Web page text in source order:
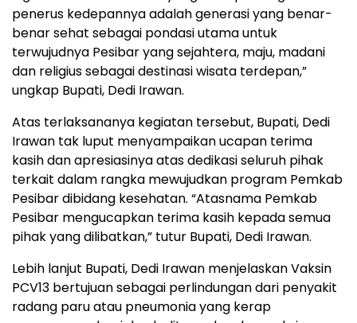
penerus kedepannya adalah generasi yang benar-
benar sehat sebagai pondasi utama untuk
terwujudnya Pesibar yang sejahtera, maju, madani
dan religius sebagai destinasi wisata terdepan,”
ungkap Bupati, Dedi Irawan.
Atas terlaksananya kegiatan tersebut, Bupati, Dedi
Irawan tak luput menyampaikan ucapan terima
kasih dan apresiasinya atas dedikasi seluruh pihak
terkait dalam rangka mewujudkan program Pemkab
Pesibar dibidang kesehatan. “Atasnama Pemkab
Pesibar mengucapkan terima kasih kepada semua
pihak yang dilibatkan,” tutur Bupati, Dedi Irawan.
Lebih lanjut Bupati, Dedi Irawan menjelaskan Vaksin
PCV13 bertujuan sebagai perlindungan dari penyakit
radang paru atau pneumonia yang kerap